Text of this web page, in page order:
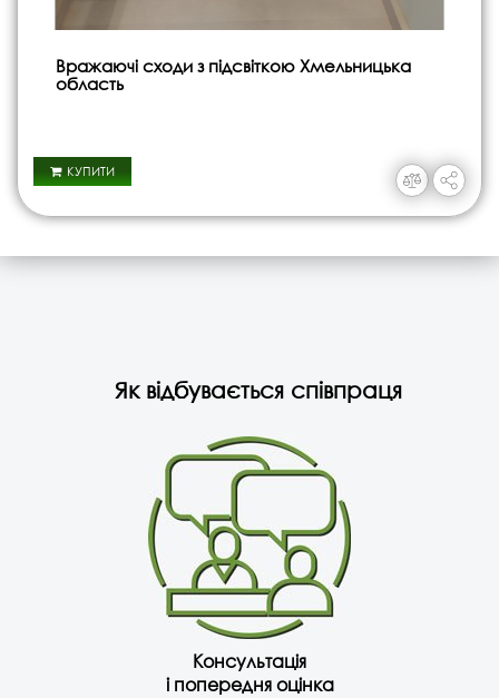
Вражаючі сходи з підсвіткою Хмельницька
область
КУПИТИ
Як відбувається співпраця
Консультація
і попередня оцінка